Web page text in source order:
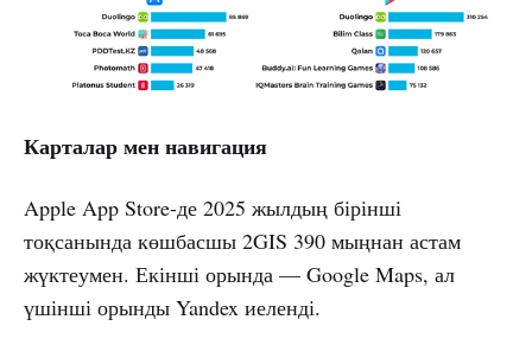
Карталар мен навигация
Apple App Store-де 2025 жылдың бірінші
тоқсанында көшбасшы 2GIS 390 мыңнан астам
жүктеумен. Екінші орында — Google Maps, ал
үшінші орынды Yandex иеленді.